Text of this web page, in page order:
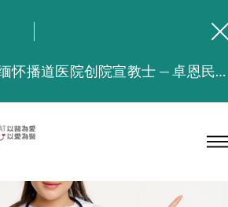
间门诊服务延长至晚上11时
道医院体检服务获客户正面评价